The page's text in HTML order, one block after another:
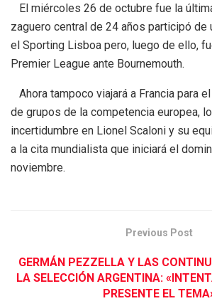
El miércoles 26 de octubre fue la
zaguero central de 24 años participó de
el Sporting Lisboa pero, luego de ello,
Premier League ante Bournemouth.
Ahora tampoco viajará a Francia para
de grupos de la competencia europea,
incertidumbre en Lionel Scaloni y su
a la cita mundialista que iniciará el
noviembre.
Previous Post
GERMÁN PEZZELLA Y LAS
LA SELECCIÓN ARGENTINA:
PRESENTE EL